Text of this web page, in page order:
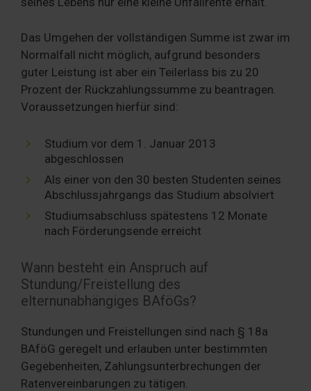
Das Umgehen der vollständigen Summe ist zwar im
Normalfall nicht möglich, aufgrund besonders
guter Leistung ist aber ein Teilerlass bis zu 20
Prozent der Rückzahlungssumme zu beantragen.
Voraussetzungen hierfür sind:
Studium vor dem 1. Januar 2013
abgeschlossen
Als einer von den 30 besten Studenten seines
Abschlussjahrgangs das Studium absolviert
Studiumsabschluss spätestens 12 Monate
nach Förderungsende erreicht
Wann besteht ein Anspruch auf
Stundung/Freistellung des
elternunabhängiges BAföGs?
Stundungen und Freistellungen sind nach § 18a
BAföG geregelt und erlauben unter bestimmten
Gegebenheiten, Zahlungsunterbrechungen der
Ratenvereinbarungen zu tätigen.